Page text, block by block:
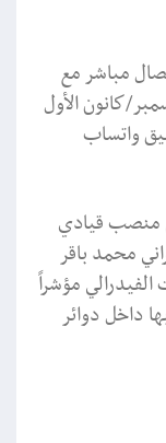
مباشر مع
كانون الأول
2026 عبر تطبيق واتساب
مافي في منصب قيادي
محمد باقر
مؤشراً
داخل دوائر